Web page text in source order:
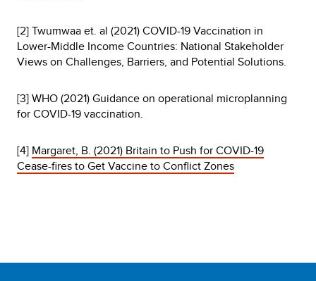
[2] Twumwaa et. al (2021) COVID-19 Vaccination in
Lower-Middle Income Countries: National Stakeholder
Views on Challenges, Barriers, and Potential Solutions.
[3] WHO (2021) Guidance on operational microplanning
for COVID-19 vaccination.
[4] Margaret, B. (2021) Britain to Push for COVID-19
Cease-fires to Get Vaccine to Conflict Zones